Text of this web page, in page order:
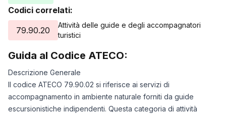
Codici correlati:
79.90.20
Attività delle guide e degli accompagnatori
turistici
Guida al Codice ATECO:
Descrizione Generale
Il codice ATECO 79.90.02 si riferisce ai servizi di
accompagnamento in ambiente naturale forniti da guide
escursionistiche indipendenti. Questa categoria di attività